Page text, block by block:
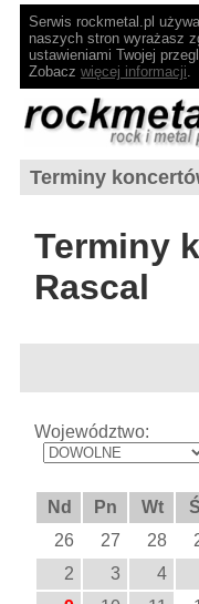
Serwis rockmetal.pl
naszych stron wyrażasz
ustawieniami Twojej
Zobacz więcej informacji.
Terminy
Terminy
Rascal
Województwo:
Nd Pn Wt
26
27 28
2
3 4